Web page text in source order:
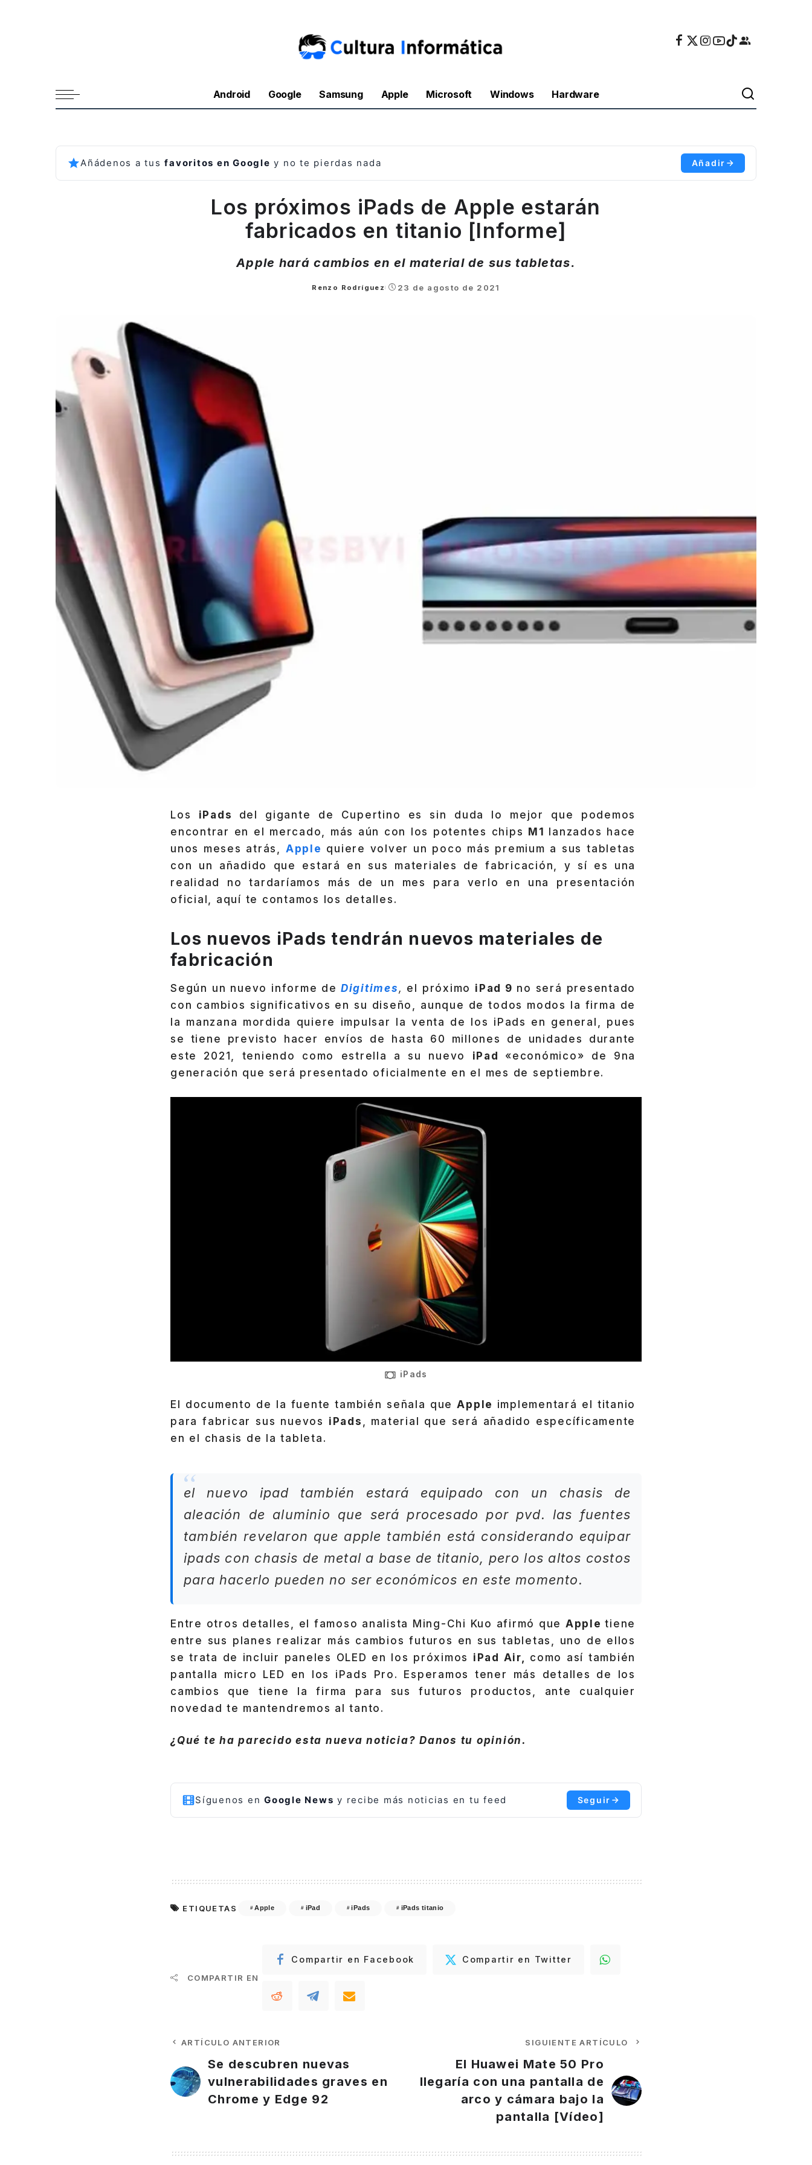
Android Google Samsung Apple Microsoft Windows Hardware
Añádenos a tusfavoritos en Google y no te pierdas nada Añadir
Los próximos iPads de Apple estarán
fabricados en titanio [Informe]
Apple hará cambios en el material de sus tabletas.
Posted
Renzo Rodríguez 23 de agosto de 2021
Los iPads del gigante de Cupertino es sin duda lo mejor que podemos
encontrar en el mercado, más aún con los potentes chips
M1
lanzados hace
unos meses atrás, Apple quiere volver un poco más premium a sus tabletas
con un añadido que estará en sus materiales de fabricación, y sí es una
realidad no tardaríamos más de un mes para verlo en una presentación
oficial, aquí te contamos los detalles.
Los nuevos iPads tendrán nuevos materiales de
fabricación
Según un nuevo informe de Digitimes, el próximo iPad 9 no será presentado
con cambios significativos en su diseño, aunque de todos modos la firma de
la manzana mordida quiere impulsar la venta de los iPads en general, pues
se tiene previsto hacer envíos de hasta 60 millones de unidades durante
este 2021, teniendo como estrella a su nuevo iPad «económico» de 9na
generación que será presentado oficialmente en el mes de septiembre.
iPads
El documento de la fuente también señala queApple implementará el titanio
para fabricar sus nuevos iPads , material que será añadido específicamente
en el chasis de la tableta.
el nuevo ipad también estará equipado con un chasis de
aleación de aluminio que será procesado por pvd. las fuentes
también revelaron que apple también está considerando equipar
ipads con chasis de metal a base de titanio, pero los altos costos
para hacerlo pueden no ser económicos en este momento.
Entre otros detalles, el famoso analista Ming-Chi Kuo afirmó que Appletiene
entre sus planes realizar más cambios futuros en sus tabletas, uno de ellos
se trata de incluir paneles OLED en los próximos iPad Air, como así también
pantalla micro LED en los iPads Pro. Esperamos tener más detalles de los
cambios que tiene la firma para sus futuros productos, ante cualquier
novedad te mantendremos al tanto.
¿Qué te ha parecido esta nueva noticia? Danos tu opinión.
Síguenos en Google News y recibe más noticias en tu feed Seguir
ETIQUETAS Apple iPad iPads iPads titanio
COMPARTIR EN
Compartir en Facebook Compartir en Twitter
ARTÍCULO ANTERIOR
Se descubren nuevas
vulnerabilidades graves en
Chrome y Edge 92
SIGUIENTE ARTÍCULO
El Huawei Mate 50 Pro
llegaría con una pantalla de
arco y cámara bajo la
pantalla [Vídeo]